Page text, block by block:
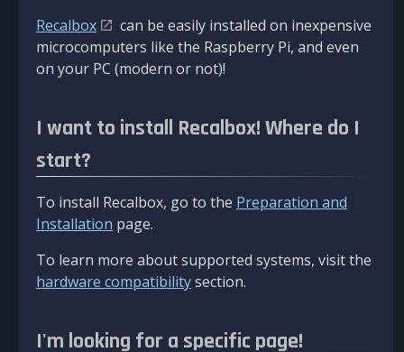
Recalbox
can be easily installed on inexpensive
microcomputers like the Raspberry Pi, and even
on your PC (modern or not)!
I want to install Recalbox! Where do I
start?
To install Recalbox, go to the Preparation and
Installation page.
To learn more about supported systems, visit the
hardware compatibilitysection.
I'm looking for a specific page!